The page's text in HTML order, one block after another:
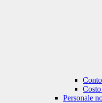
Personale